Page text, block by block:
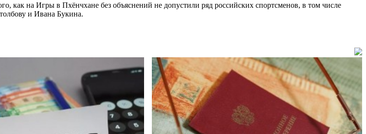
как на Игры в Пхёнчхане без объяснений не допустили ряд российских спортсменов, в том числе
и Ивана Букина.